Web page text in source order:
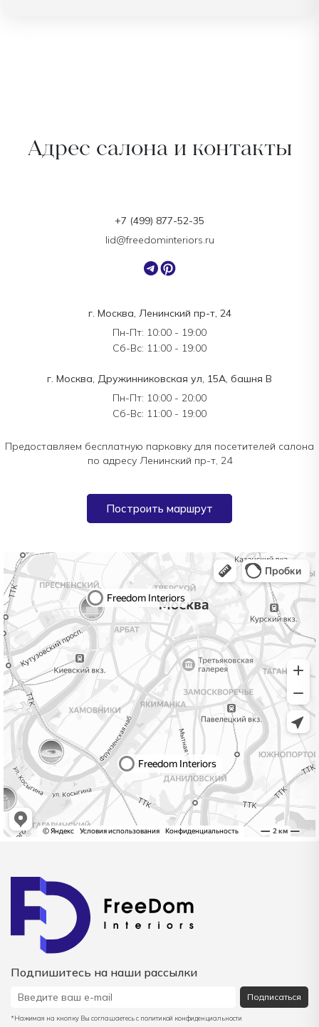
Адрес салона и контакты
г. Москва, Ленинский пр-т, 24
Пн-Пт: 10:00 - 19:00
Сб-Вс: 11:00 - 19:00
г. Москва, Дружинниковская ул, 15А, башня В
Пн-Пт: 10:00 - 20:00
Сб-Вс: 11:00 - 19:00
Предоставляем бесплатную парковку для посетителей салона
по адресу Ленинский пр-т, 24
Построить маршрут
+7 (499) 877-52-35
lid@freedominteriors.ru
Подпишитесь на наши рассылки
Подписаться
*Нажимая на кнопку Вы соглашаетесь с политикой конфиденциальности